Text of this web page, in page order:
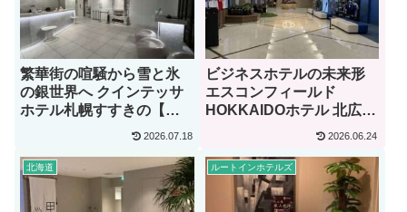
繁華街の喧騒から雪と氷
の銀世界へ クインテッサ
ホテル札幌すすきの【宿
2026.07.18
ビジネスホテルの未来形
エスコンフィールド
HOKKAIDOホテル 北広島
2026.06.24
北海道 ルートインホテルズ